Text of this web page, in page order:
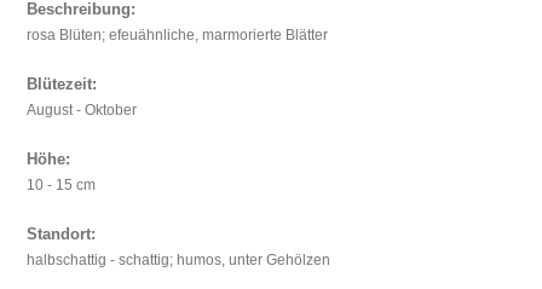
Beschreibung:
rosa Blüten; efeuähnliche, marmorierte Blätter
Blütezeit:
August - Oktober
Höhe:
10 - 15 cm
Standort:
halbschattig - schattig; humos, unter Gehölzen